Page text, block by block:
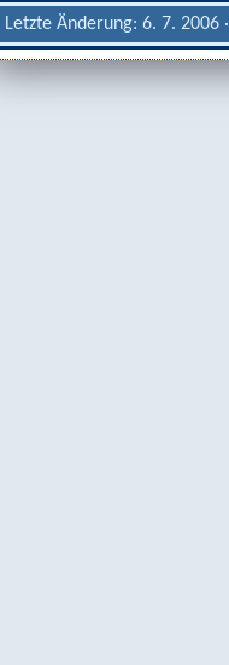
Letzte Änderung: 6. 7. 2006 ·